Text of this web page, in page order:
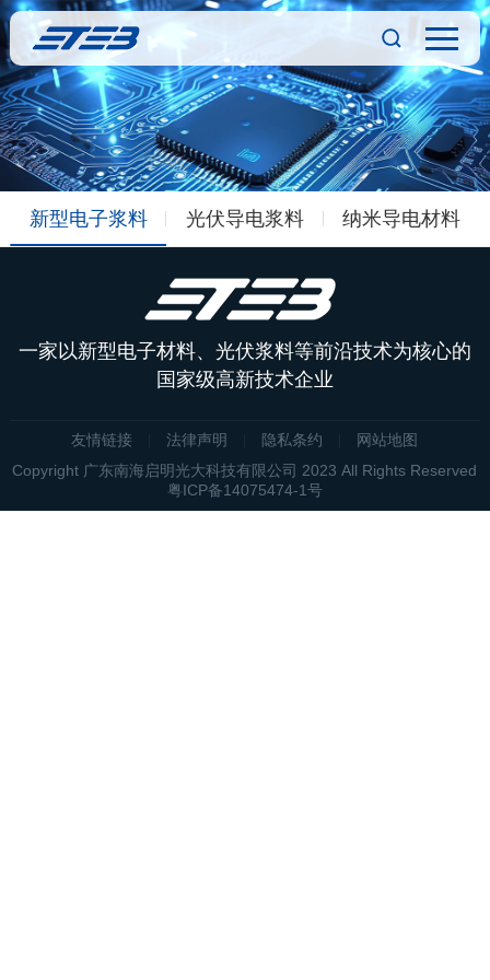
新型电子浆料 光伏导电浆料 纳米导电材料
一家以新型电子材料、光伏浆料等前沿技术为核心的
国家级高新技术企业
友情链接 法律声明 隐私条约
网站地图
Copyright 广东南海启明光大科技有限公司 2023 All Rights Reserved
粤ICP备14075474-1号